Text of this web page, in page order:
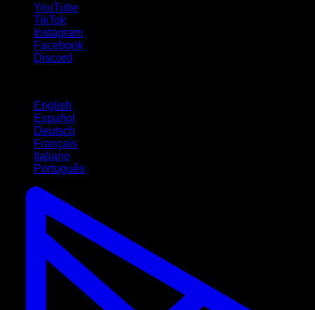
YouTube
TikTok
Instagram
Facebook
Discord
English
Español
Deutsch
Français
Italiano
Português